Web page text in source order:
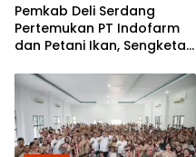
Pemkab Deli Serdang
Pertemukan PT Indofarm
dan Petani Ikan, Sengketa